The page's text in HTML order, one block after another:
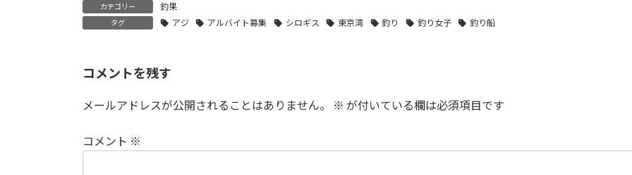
カテゴリー 釣果
タグ アジ アルバイト募集 シロギス 東京湾 釣り 釣り女子 釣り船
コメントを残す
メールアドレスが公開されることはありません。 ※ が付いている欄は必須項目です
コメント ※